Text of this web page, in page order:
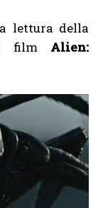
lettura della
film Alien: